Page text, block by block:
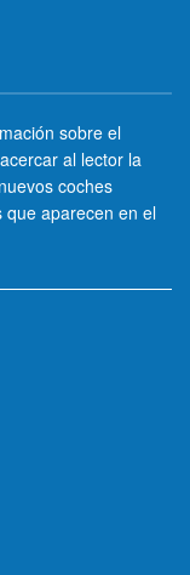
sobre el
al lector la
coches
que aparecen en el